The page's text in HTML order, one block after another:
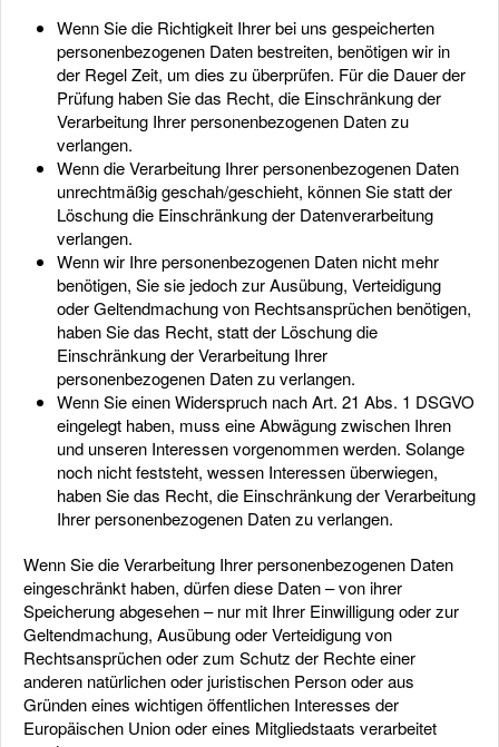
Wenn Sie die Richtigkeit Ihrer bei uns gespeicherten
personenbezogenen Daten bestreiten, benötigen wir in
der Regel Zeit, um dies zu überprüfen. Für die Dauer der
Prüfung haben Sie das Recht, die Einschränkung der
Verarbeitung Ihrer personenbezogenen Daten zu
verlangen.
Wenn die Verarbeitung Ihrer personenbezogenen Daten
unrechtmäßig geschah/geschieht, können Sie statt der
Löschung die Einschränkung der Datenverarbeitung
verlangen.
Wenn wir Ihre personenbezogenen Daten nicht mehr
benötigen, Sie sie jedoch zur Ausübung, Verteidigung
oder Geltendmachung von Rechtsansprüchen benötigen,
haben Sie das Recht, statt der Löschung die
Einschränkung der Verarbeitung Ihrer
personenbezogenen Daten zu verlangen.
Wenn Sie einen Widerspruch nach Art. 21 Abs. 1 DSGVO
eingelegt haben, muss eine Abwägung zwischen Ihren
und unseren Interessen vorgenommen werden. Solange
noch nicht feststeht, wessen Interessen überwiegen,
haben Sie das Recht, die Einschränkung der Verarbeitung
Ihrer personenbezogenen Daten zu verlangen.
Wenn Sie die Verarbeitung Ihrer personenbezogenen Daten
eingeschränkt haben, dürfen diese Daten – von ihrer
Speicherung abgesehen – nur mit Ihrer Einwilligung oder zur
Geltendmachung, Ausübung oder Verteidigung von
Rechtsansprüchen oder zum Schutz der Rechte einer
anderen natürlichen oder juristischen Person oder aus
Gründen eines wichtigen öffentlichen Interesses der
Europäischen Union oder eines Mitgliedstaats verarbeitet